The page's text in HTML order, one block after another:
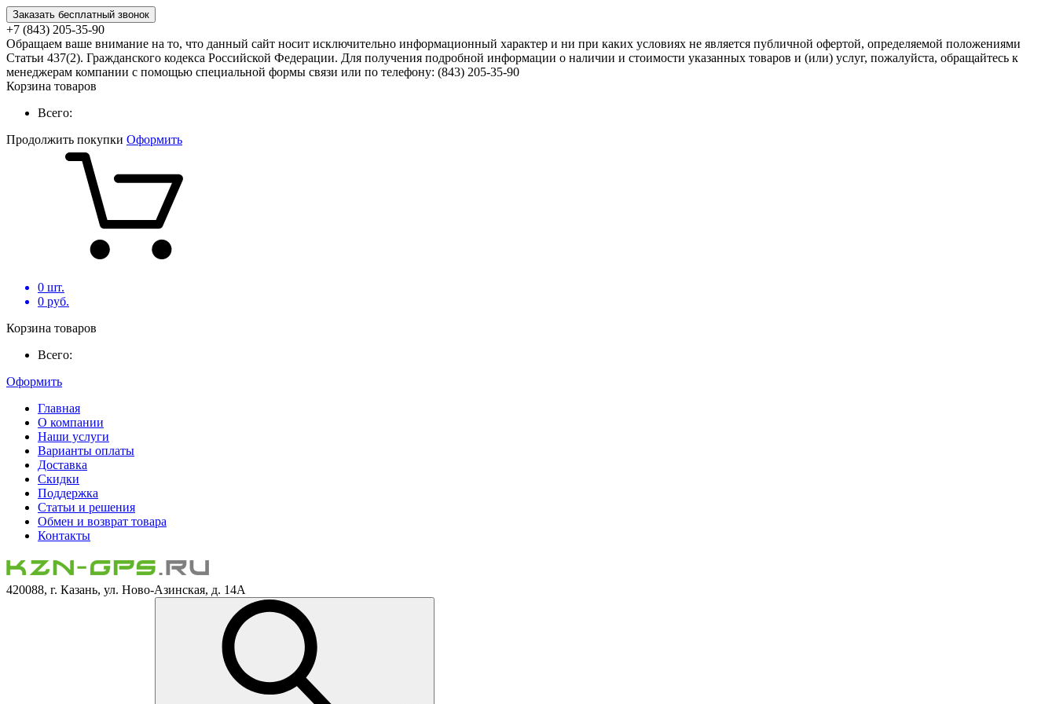
Заказать бесплатный звонок
+7 (843) 205-35-90
Обращаем ваше внимание на то, что данный сайт носит исключительно информационный характер и ни при каких условиях не является публичной офертой, определяемой положениями
Статьи 437(2). Гражданского кодекса Российской Федерации. Для получения подробной информации о наличии и стоимости указанных товаров и (или) услуг, пожалуйста, обращайтесь к
менеджерам компании с помощью специальной формы связи или по телефону: (843) 205-35-90
Корзина товаров
Всего:
Продолжить покупки Оформить
0 шт.
0 руб.
Корзина товаров
Всего:
Оформить
Главная
О компании
Наши услуги
Варианты оплаты
Доставка
Скидки
Поддержка
Статьи и решения
Обмен и возврат товара
Контакты
420088, г. Казань, ул. Ново-Азинская, д. 14А